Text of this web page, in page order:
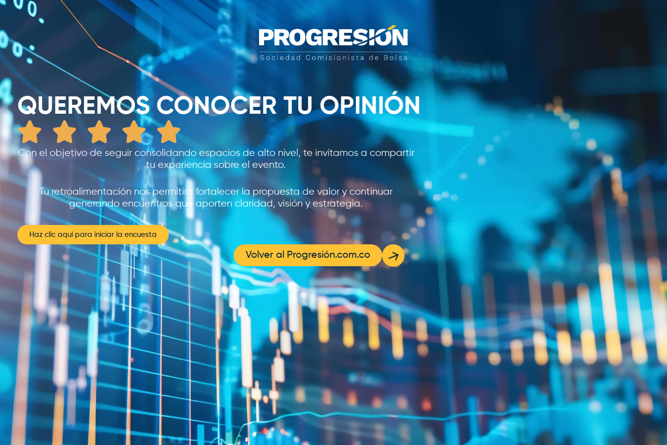
QUEREMOS CONOCER TU OPINIÓN
Con el objetivo de seguir consolidando espacios de alto nivel, te invitamos a compartir
tu experiencia sobre el evento.
Tu retroalimentación nos permitirá fortalecer la propuesta de valor y continuar
generando encuentros que aporten claridad, visión y estrategia.
Haz clic aquí para iniciar la encuesta
Volver al Progresión.com.co